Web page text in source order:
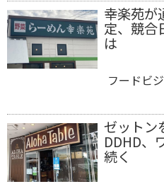
幸楽苑が
定、競合
は
フードビ
ゼットン
DDHD、
続く